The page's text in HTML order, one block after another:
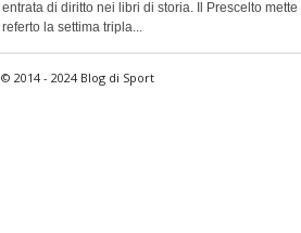
entrata di diritto nei libri di storia. Il Prescelto mette
referto la settima tripla...
© 2014 - 2024 Blog di Sport